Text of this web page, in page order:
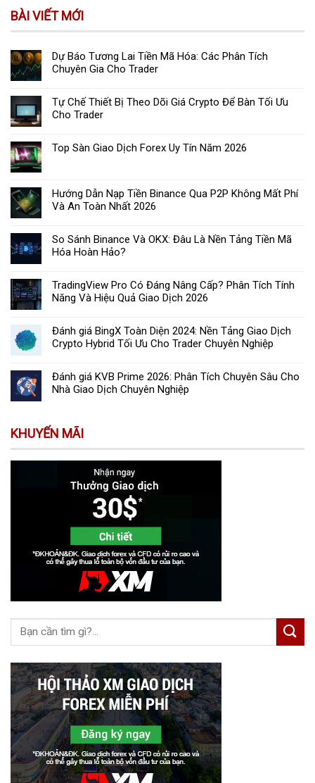
BÀI VIẾT MỚI
Dự Báo Tương Lai Tiền Mã Hóa: Các Phân Tích
Chuyên Gia Cho Trader
Tự Chế Thiết Bị Theo Dõi Giá Crypto Để Bàn Tối Ưu
Cho Trader
Top Sàn Giao Dịch Forex Uy Tín Năm 2026
Hướng Dẫn Nạp Tiền Binance Qua P2P Không Mất Phí
Và An Toàn Nhất 2026
So Sánh Binance Và OKX: Đâu Là Nền Tảng Tiền Mã
Hóa Hoàn Hảo?
TradingView Pro Có Đáng Nâng Cấp? Phân Tích Tính
Năng Và Hiệu Quả Giao Dịch 2026
Đánh giá BingX Toàn Diện 2024: Nền Tảng Giao Dịch
Crypto Hybrid Tối Ưu Cho Trader Chuyên Nghiệp
Đánh giá KVB Prime 2026: Phân Tích Chuyên Sâu Cho
Nhà Giao Dịch Chuyên Nghiệp
KHUYẾN MÃI